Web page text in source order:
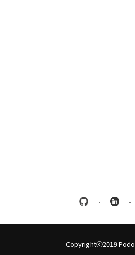
Copyrightⓒ2019 Podo